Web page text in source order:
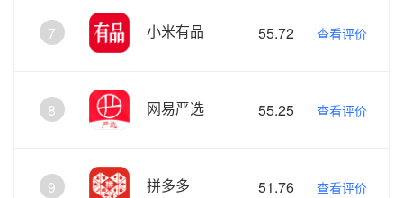
7 小米有品 55.72 查看评价
8 网易严选 55.25 查看评价
9 拼多多 51.76 查看评价